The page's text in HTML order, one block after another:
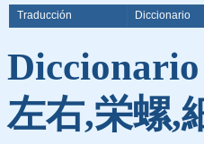
Traducción Diccionario
左右,栄螺,